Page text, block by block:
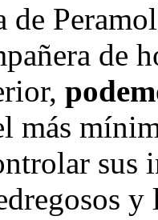
de
de
más
sus